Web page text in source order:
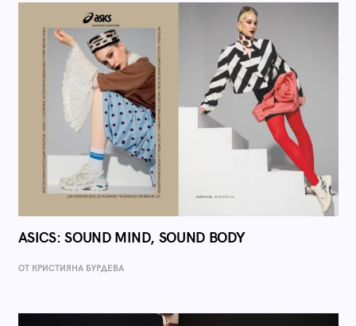
ASICS: SOUND MIND, SOUND BODY
ОТ КРИСТИЯНА БУРДЕВА